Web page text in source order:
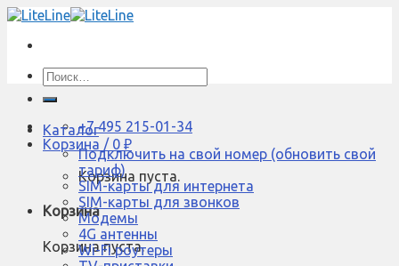
Skip
content
Искать:
+7 495 215-01-34
Корзина / 0 ₽
Корзина пуста.
Корзина
Корзина пуста.
Каталог
Подключить на свой номер (обновить свой
тариф)
SIM-карты для интернета
SIM-карты для звонков
Модемы
4G антенны
Wi-Fi роутеры